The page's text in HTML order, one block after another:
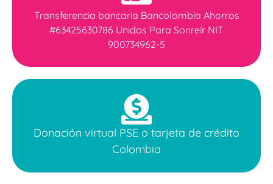
Transferencia bancaria Bancolombia Ahorros
#63425630786 Unidos Para Sonreír NIT
900734962-5
Donación virtual PSE o tarjeta de crédito
Colombia